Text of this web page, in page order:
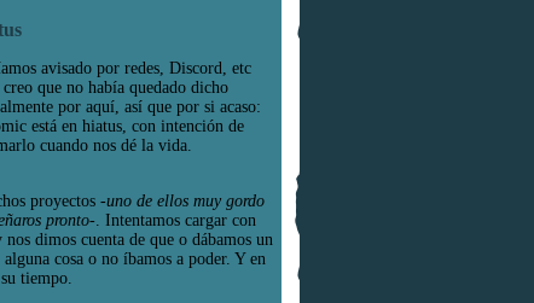
avisado por redes, Discord, etc
que no había quedado dicho
por aquí, así que por si acaso:
está en hiatus, con intención de
cuando nos dé la vida.
proyectos -uno de ellos muy gordo
pronto- . Intentamos cargar con
dimos cuenta de que o dábamos un
cosa o no íbamos a poder. Y en
tiempo.